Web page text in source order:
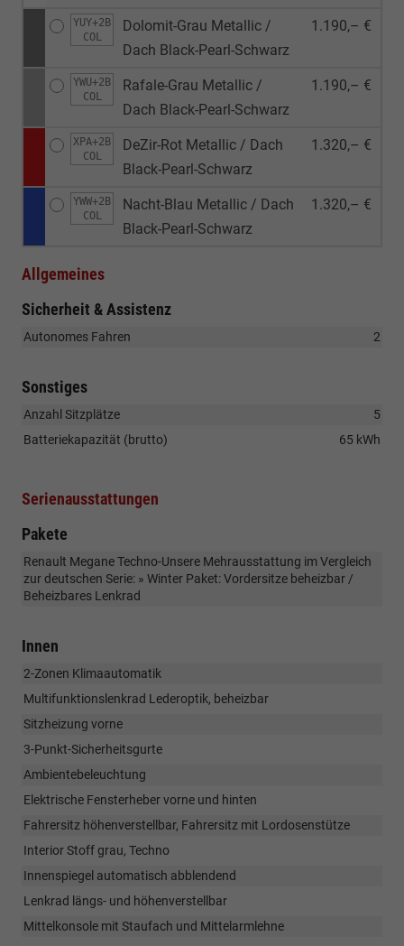
YUY+2B
COL
Dolomit-Grau Metallic /
Dach Black-Pearl-Schwarz
1.190,– €
YWU+2B
COL
Rafale-Grau Metallic /
Dach Black-Pearl-Schwarz
1.190,– €
XPA+2B
COL
DeZir-Rot Metallic / Dach
Black-Pearl-Schwarz
1.320,– €
YWW+2B
COL
Nacht-Blau Metallic / Dach
Black-Pearl-Schwarz
1.320,– €
Allgemeines
Sicherheit & Assistenz
Autonomes Fahren 2
Sonstiges
Anzahl Sitzplätze
5
Batteriekapazität (brutto)
65 kWh
Serienausstattungen
Pakete
Renault Megane Techno-Unsere Mehrausstattung im Vergleich
zur deutschen Serie: » Winter Paket: Vordersitze beheizbar /
Beheizbares Lenkrad
Innen
2-Zonen Klimaautomatik
Multifunktionslenkrad Lederoptik, beheizbar
Sitzheizung vorne
3-Punkt-Sicherheitsgurte
Ambientebeleuchtung
Elektrische Fensterheber vorne und hinten
Fahrersitz höhenverstellbar, Fahrersitz mit Lordosenstütze
Interior Stoff grau, Techno
Innenspiegel automatisch abblendend
Lenkrad längs- und höhenverstellbar
Mittelkonsole mit Staufach und Mittelarmlehne